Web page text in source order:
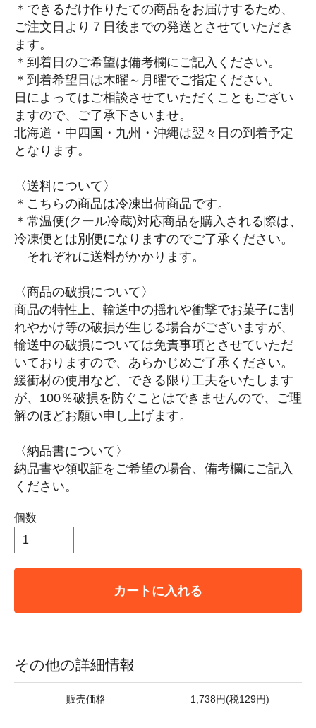
＊できるだけ作りたての商品をお届けするため、
ご注文日より７日後までの発送とさせていただき
ます。
＊到着日のご希望は備考欄にご記入ください。
＊到着希望日は木曜～月曜でご指定ください。
日によってはご相談させていただくこともござい
ますので、ご了承下さいませ。
北海道・中四国・九州・沖縄は翌々日の到着予定
となります。
〈送料について〉
＊こちらの商品は冷凍出荷商品です。
＊常温便(クール冷蔵)対応商品を購入される際は、
冷凍便とは別便になりますのでご了承ください。
それぞれに送料がかかります。
〈商品の破損について〉
商品の特性上、輸送中の揺れや衝撃でお菓子に割
れやかけ等の破損が生じる場合がございますが、
輸送中の破損については免責事項とさせていただ
いておりますので、あらかじめご了承ください。
緩衝材の使用など、できる限り工夫をいたします
が、100％破損を防ぐことはできませんので、ご理
解のほどお願い申し上げます。
〈納品書について〉
納品書や領収証をご希望の場合、備考欄にご記入
ください。
個数
カートに入れる
その他の詳細情報
販売価格 1,738円(税129円)